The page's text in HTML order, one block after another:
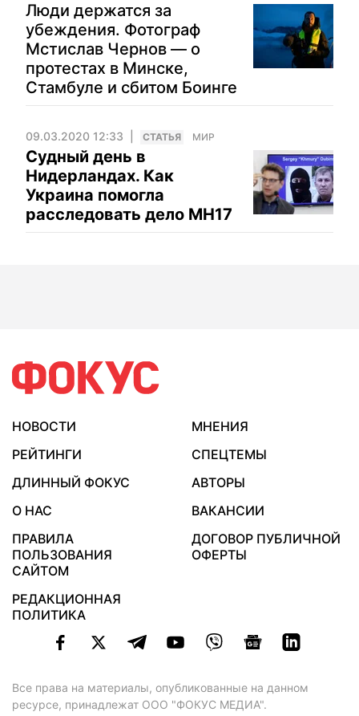
Люди держатся за
убеждения. Фотограф
Мстислав Чернов — о
протестах в Минске,
Стамбуле и сбитом Боинге
09.03.2020 12:33 CТАТЬЯ МИР
Судный день в
Нидерландах. Как
Украина помогла
расследовать дело MH17
НОВОСТИ
МНЕНИЯ
РЕЙТИНГИ
СПЕЦТЕМЫ
ДЛИННЫЙ ФОКУС
АВТОРЫ
О НАС
ВАКАНСИИ
ПРАВИЛА
ПОЛЬЗОВАНИЯ
САЙТОМ
ДОГОВОР ПУБЛИЧНОЙ
ОФЕРТЫ
РЕДАКЦИОННАЯ
ПОЛИТИКА
Все права на материалы, опубликованные на данном
ресурсе, принадлежат ООО "ФОКУС МЕДИА".